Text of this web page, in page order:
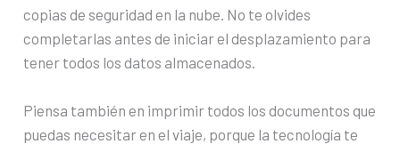
copias de seguridad en la nube. No te olvides
completarlas antes de iniciar el desplazamiento para
tener todos los datos almacenados.
Piensa también en imprimir todos los documentos que
puedas necesitar en el viaje, porque la tecnología te